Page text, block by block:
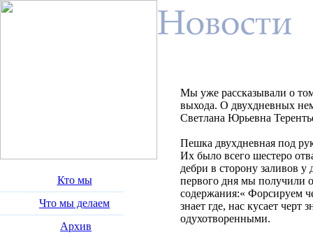
Кто мы
Что мы делаем
Архив
Мы уже рассказывали о
выхода. О двухдневных
Светлана Юрьевна
Пешка двухдневная под
Их было всего шестеро
дебри в сторону заливов
первого дня мы получили
содержания:« Форсируем
знает где, нас кусает
одухотворенными.